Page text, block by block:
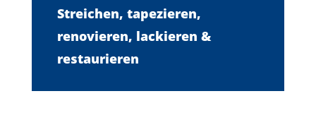
Streichen, tapezieren,
renovieren, lackieren &
restaurieren